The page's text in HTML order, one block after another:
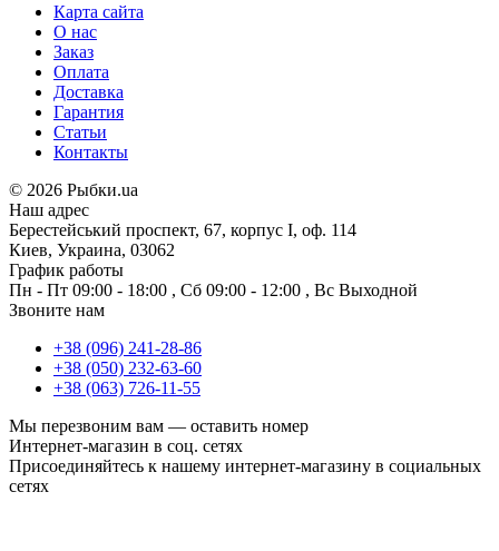
Карта сайта
О нас
Заказ
Оплата
Доставка
Гарантия
Статьи
Контакты
© 2026 Рыбки.ua
Наш адрес
Берестейський проспект, 67, корпус I, оф. 114
Киев, Украина, 03062
График работы
Пн - Пт 09:00 - 18:00 , Сб 09:00 - 12:00 , Вс Выходной
Звоните нам
+38 (096) 241-28-86
+38 (050) 232-63-60
+38 (063) 726-11-55
Мы перезвоним вам — оставить номер
Интернет-магазин в соц. сетях
Присоединяйтесь к нашему интернет-магазину в социальных
сетях